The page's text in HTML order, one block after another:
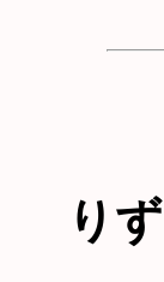
りず